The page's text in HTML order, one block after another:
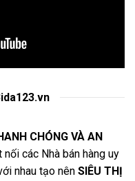
CHÓNG VÀ AN
các Nhà bán hàng uy
nhau tạo nên SIÊU THỊ